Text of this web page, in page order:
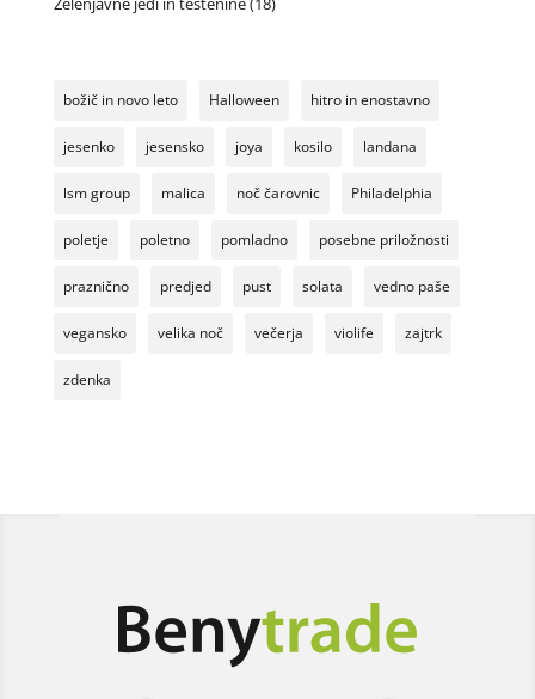
božič in novo leto Halloween hitro in enostavno
jesenko jesensko joya kosilo landana
lsm group malica noč čarovnic Philadelphia
poletje poletno pomladno posebne priložnosti
praznično predjed pust solata vedno paše
vegansko velika noč večerja violife zajtrk
zdenka